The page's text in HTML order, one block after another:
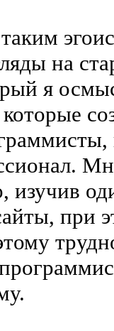
на
я
изучив
при